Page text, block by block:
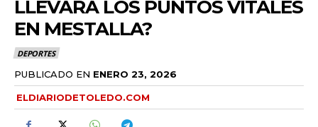
LLEVARÁ LOS PUNTOS VITALES
EN MESTALLA?
DEPORTES
PUBLICADO EN ENERO 23, 2026
ELDIARIODETOLEDO.COM